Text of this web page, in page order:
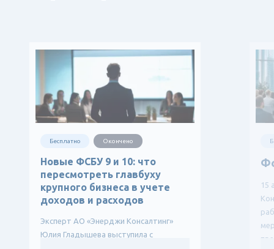
Бесплатно Окончено
Новые ФСБУ 9 и 10: что
пересмотреть главбуху
крупного бизнеса в учете
доходов и расходов
Эксперт АО «Энерджи Консалтинг»
Юлия Гладышева выступила с
15